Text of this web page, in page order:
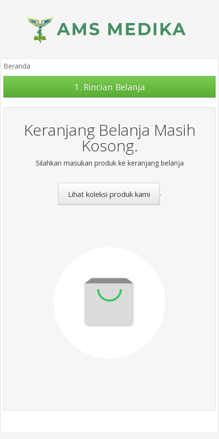
Beranda
1. Rincian Belanja
Keranjang Belanja Masih
Kosong.
Silahkan masukan produk ke keranjang belanja
Lihat koleksi produk kami .